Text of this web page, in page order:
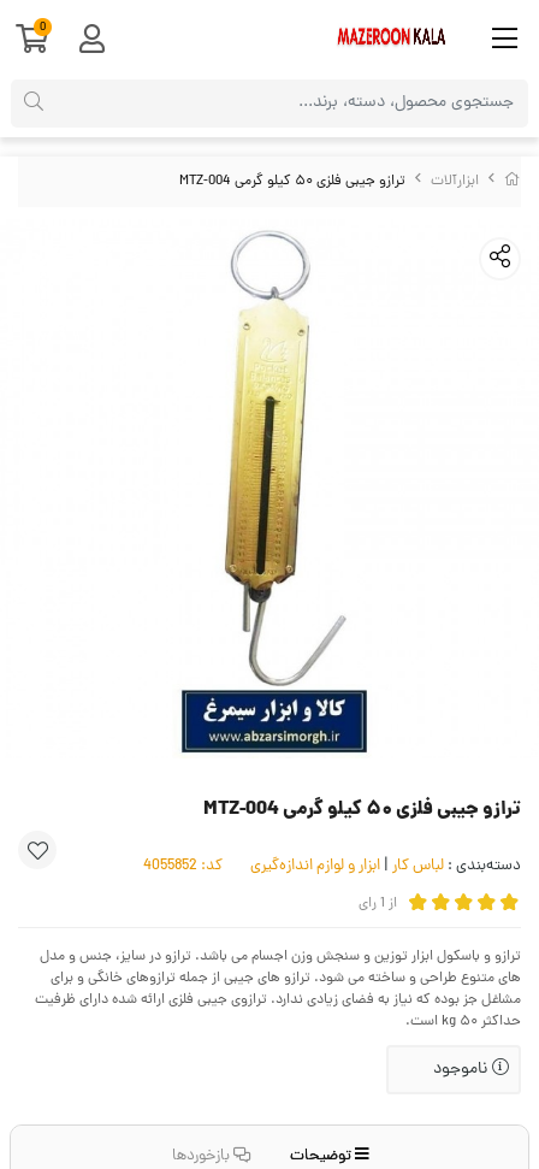
ابزارآلات ترازو جیبی فلزی ۵۰ کیلو گرمی MTZ-004
ترازو جیبی فلزی ۵۰ کیلو گرمی MTZ-004
دسته‌بندی : لباس کار | ابزار و لوازم اندازه‌گیری کد:
از 1رای
ترازو و باسکول ابزار توزین و سنجش وزن اجسام می باشد. ترازو در سایز، جنس و مدل
های متنوع طراحی و ساخته می شود. ترازو های جیبی از جمله ترازوهای خانگی و برای
مشاغل جز بوده که نیاز به فضای زیادی ندارد. ترازوی جیبی فلزی ارائه شده دارای ظرفیت
حداکثر ۵۰ kg است.
ناموجود
توضیحات بازخوردها
0